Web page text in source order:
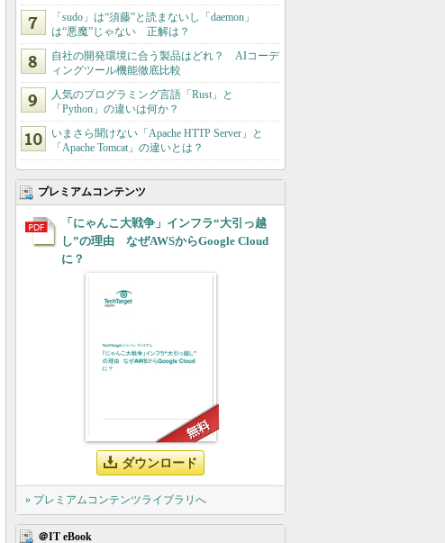
「sudo」は“須藤”と読まないし「daemon」
は“悪魔”じゃない 正解は？
自社の開発環境に合う製品はどれ？ AIコーデ
ィングツール機能徹底比較
人気のプログラミング言語「Rust」と
「Python」の違いは何か？
いまさら聞けない「Apache HTTP Server」と
「Apache Tomcat」の違いとは？
プレミアムコンテンツ
「にゃんこ大戦争」インフラ“大引っ越
し”の理由 なぜAWSからGoogle Cloud
に？
ダウンロード
» プレミアムコンテンツライブラリへ
＠IT eBook